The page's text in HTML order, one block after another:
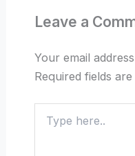
Leave a
Your email
Required fields
here..